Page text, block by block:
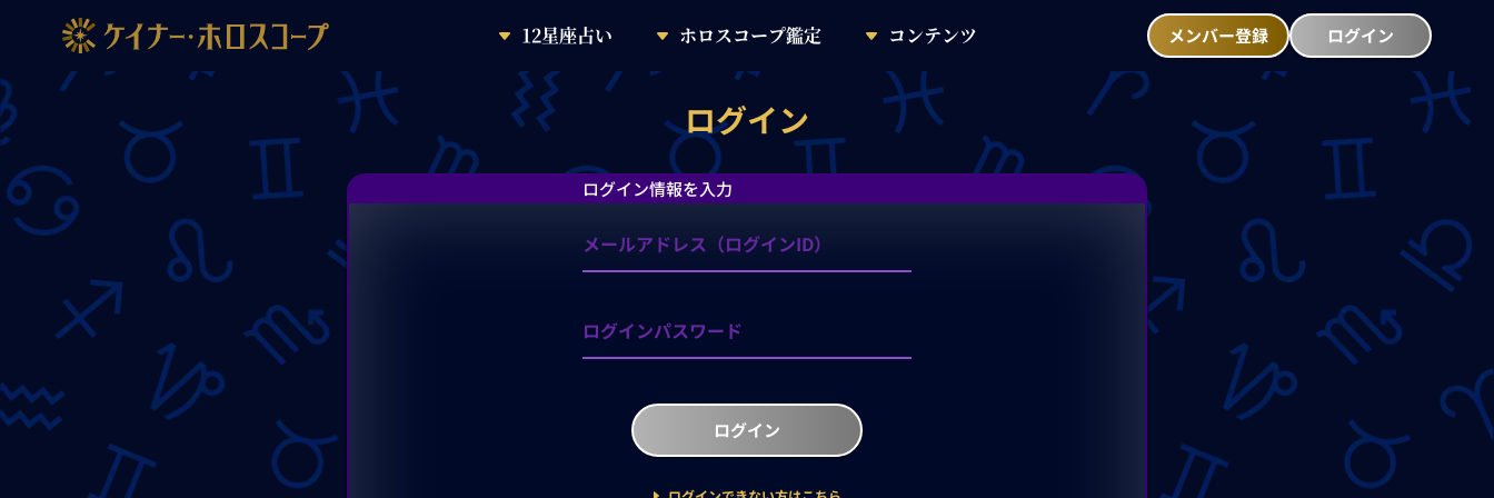
12星座占い ホロスコープ鑑定 コンテンツ メンバー登録 ログイン
ログイン
ログイン情報を入力
ログイン